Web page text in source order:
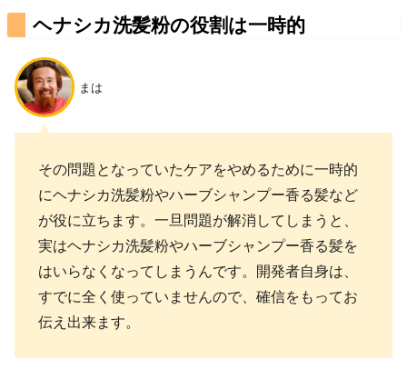
ヘナシカ洗髪粉の役割は一時的
まは
その問題となっていたケアをやめるために一時的
にヘナシカ洗髪粉やハーブシャンプー香る髪など
が役に立ちます。一旦問題が解消してしまうと、
実はヘナシカ洗髪粉やハーブシャンプー香る髪を
はいらなくなってしまうんです。開発者自身は、
すでに全く使っていませんので、確信をもってお
伝え出来ます。